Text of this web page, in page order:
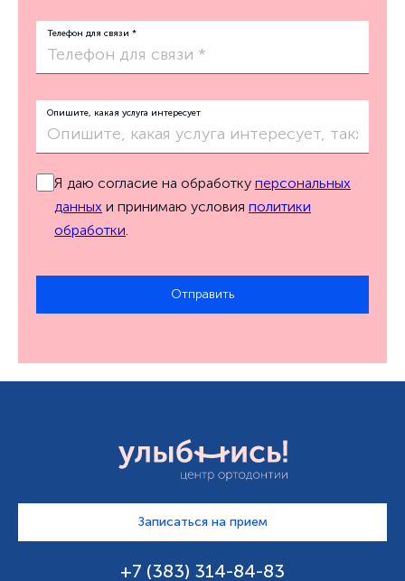
Телефон для связи *
Опишите, какая услуга интересует
Я даю согласие на обработку персональных
данных и принимаю условия политики
обработки
Отправить
Записаться на прием
+7 (383) 314-84-83